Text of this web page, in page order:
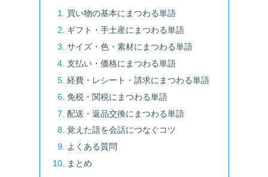
買い物の基本にまつわる単語
ギフト・手土産にまつわる単語
サイズ・色・素材にまつわる単語
支払い・価格にまつわる単語
経費・レシート・請求にまつわる単語
免税・関税にまつわる単語
配送・返品交換にまつわる単語
覚えた語を会話につなぐコツ
よくある質問
まとめ